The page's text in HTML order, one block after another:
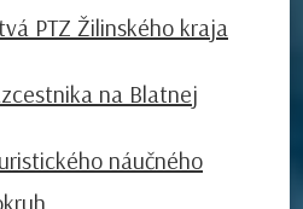
PTZ Žilinského kraja
na Blatnej
náučného